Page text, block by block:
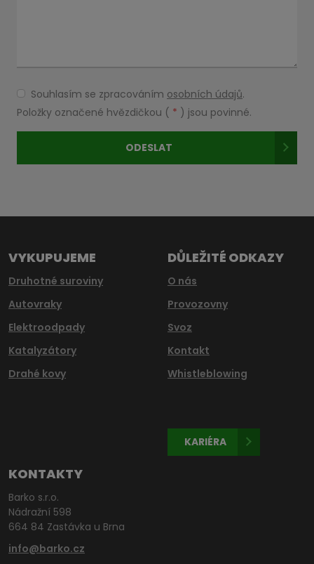
Souhlasím
se
zpracováním
osobních
Souhlasím se zpracováním osobních údajů.
Položky označené hvězdičkou ( * ) jsou povinné.
ODESLAT
nepodařilo
VYKUPUJEME
Druhotné suroviny
Autovraky
Elektroodpady
Katalyzátory
Drahé kovy
DŮLEŽITÉ ODKAZY
O nás
Provozovny
Svoz
Kontakt
Whistleblowing
KARIÉRA
KONTAKTY
Barko s.r.o.
Nádražní 598
664 84 Zastávka u Brna
info@barko.cz